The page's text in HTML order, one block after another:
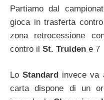
Partiamo dal
gioca in trasferta
zona retrocessione
contro il St. Truiden e 7
Lo Standard invece va
carta dispone di un